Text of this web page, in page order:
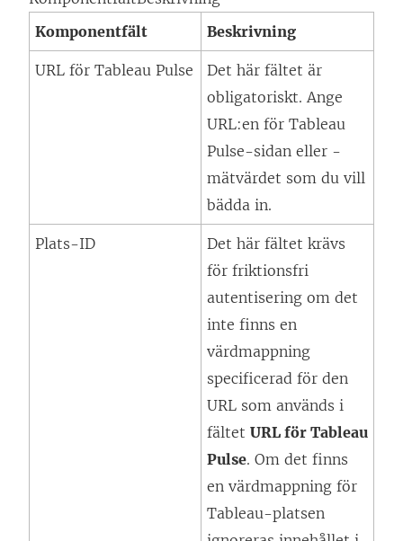
Komponentfält
Beskrivning
URL för Tableau Pulse
Det här fältet är
obligatoriskt. Ange
URL:en för Tableau
Pulse-sidan eller -
mätvärdet som du vill
bädda in.
Plats-ID
Det här fältet krävs
för friktionsfri
autentisering om det
inte finns en
värdmappning
specificerad för den
URL som används i
fältet URL för Tableau
Pulse. Om det finns
en värdmappning för
Tableau-platsen